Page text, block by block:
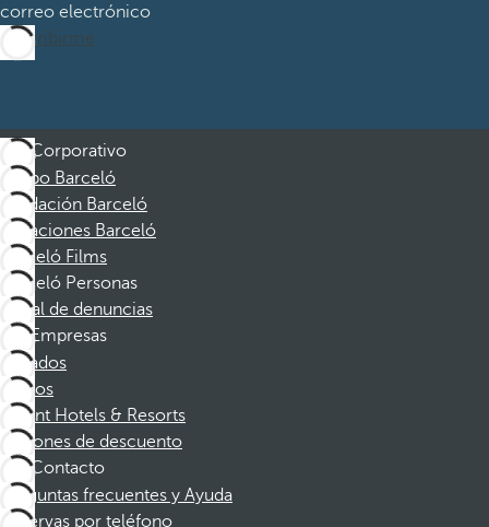
correo electrónico
Suscribirme
Corporativo
Grupo Barceló
Fundación Barceló
Vacaciones Barceló
Barceló Films
Barceló Personas
Canal de denuncias
Empresas
Afiliados
Socios
Dorint Hotels & Resorts
Cupones de descuento
Contacto
Preguntas frecuentes y Ayuda
Reservas por teléfono